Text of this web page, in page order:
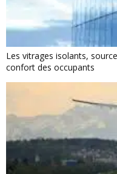
Les vitrages isolants,
confort des occupants